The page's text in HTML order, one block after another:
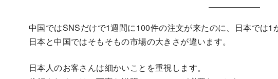
中国ではSNSだけで1週間に100件の注文が来たのに、日本では1
日本と中国ではそもそもの市場の大きさが違います。
日本人のお客さんは細かいことを重視します。